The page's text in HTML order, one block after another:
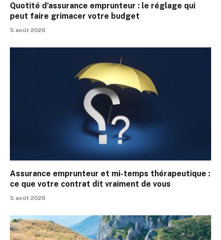
Quotité d’assurance emprunteur : le réglage qui
peut faire grimacer votre budget
5 août 2026
Assurance emprunteur et mi-temps thérapeutique :
ce que votre contrat dit vraiment de vous
5 août 2026